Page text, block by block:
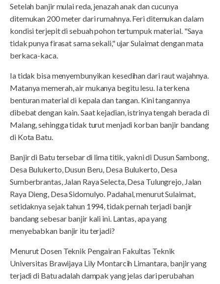
Setelah banjir mulai reda, jenazah anak dan cucunya
ditemukan 200 meter dari rumahnya. Feri ditemukan dalam
kondisi terjepit di sebuah pohon tertumpuk material. "Saya
tidak punya firasat sama sekali," ujar Sulaimat dengan mata
berkaca-kaca.
Ia tidak bisa menyembunyikan kesedihan dari raut wajahnya.
Matanya memerah, air mukanya begitu lesu. Ia terkena
benturan material di kepala dan tangan. Kini tangannya
dibebat dengan kain. Saat kejadian, istrinya tengah berada di
Malang, sehingga tidak turut menjadi korban banjir bandang
di Kota Batu.
Banjir di Batu tersebar di lima titik, yakni di Dusun Sambong,
Desa Bulukerto, Dusun Beru, Desa Bulukerto, Desa
Sumberbrantas, Jalan Raya Selecta, Desa Tulungrejo, Jalan
Raya Dieng, Desa Sidomulyo. Padahal, menurut Sulaimat,
setidaknya sejak tahun 1994, tidak pernah terjadi banjir
bandang sebesar banjir kali ini. Lantas, apa yang
menyebabkan banjir itu terjadi?
Menurut Dosen Teknik Pengairan Fakultas Teknik
Universitas Brawijaya Lily Montarcih Limantara, banjir yang
terjadi di Batu adalah dampak yang jelas dari perubahan